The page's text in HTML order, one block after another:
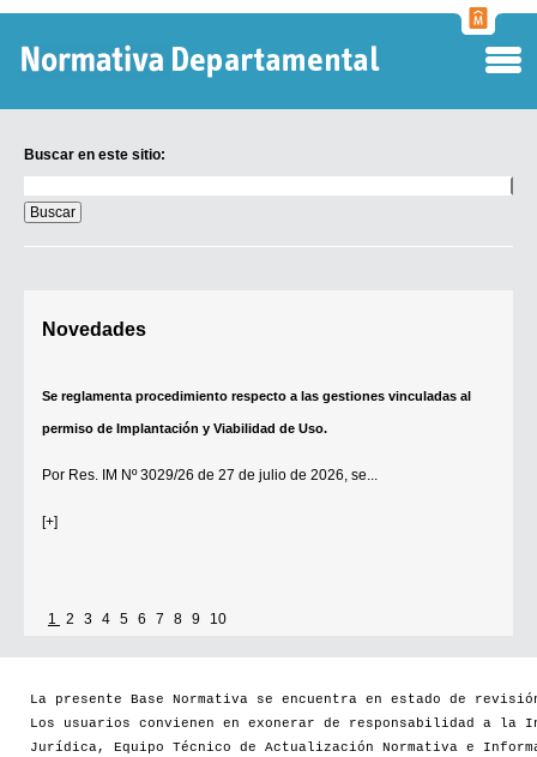
Buscar en este sitio:
en
este
sitio:
Novedades
Se reglamenta procedimiento respecto a las gestiones vinculadas al
permiso de Implantación y Viabilidad de Uso.
Por Res. IM Nº 3029/26 de 27 de julio de 2026, se...
[+]
1 2 3 4 5 6 7 8 9 10
La presente Base Normativa se encuentra en estado de
Los usuarios convienen en exonerar de responsabilidad a la
Jurídica, Equipo Técnico de Actualización Normativa e